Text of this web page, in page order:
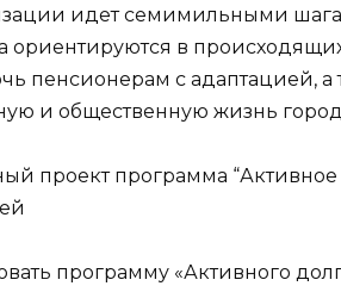
идет семимильными
ориентируются в
пенсионерам с адаптацией,
и общественную жизнь
программу «Активного